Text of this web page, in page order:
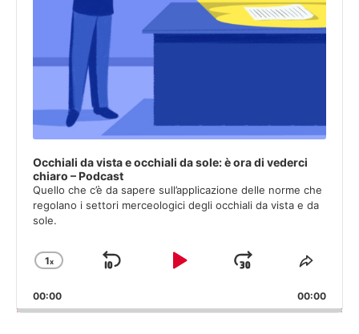
Occhiali da vista e occhiali da sole: è ora di vederci
chiaro – Podcast
Quello che c’è da sapere sull’applicazione delle norme che
regolano i settori merceologici degli occhiali da vista e da
sole.
Cambia
di
riproduzione
1x
Salta
Play
Salta
Avanti
00:00 00:00